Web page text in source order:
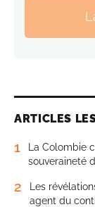
ARTICLES
1
La Colombie
souveraineté
2
Les
agent du